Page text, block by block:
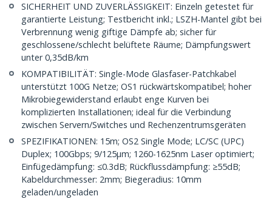
SICHERHEIT UND ZUVERLÄSSIGKEIT: Einzeln getestet für
garantierte Leistung; Testbericht inkl.; LSZH-Mantel gibt bei
Verbrennung wenig giftige Dämpfe ab; sicher für
geschlossene/schlecht belüftete Räume; Dämpfungswert
unter 0,35dB/km
KOMPATIBILITÄT: Single-Mode Glasfaser-Patchkabel
unterstützt 100G Netze; OS1 rückwärtskompatibel; hoher
Mikrobiegewiderstand erlaubt enge Kurven bei
komplizierten Installationen; ideal für die Verbindung
zwischen Servern/Switches und Rechenzentrumsgeräten
SPEZIFIKATIONEN: 15m; OS2 Single Mode; LC/SC (UPC)
Duplex; 100Gbps; 9/125µm; 1260-1625nm Laser optimiert;
Einfügedämpfung: ≤0.3dB; Rückflussdämpfung: ≥55dB;
Kabeldurchmesser: 2mm; Biegeradius: 10mm
geladen/ungeladen